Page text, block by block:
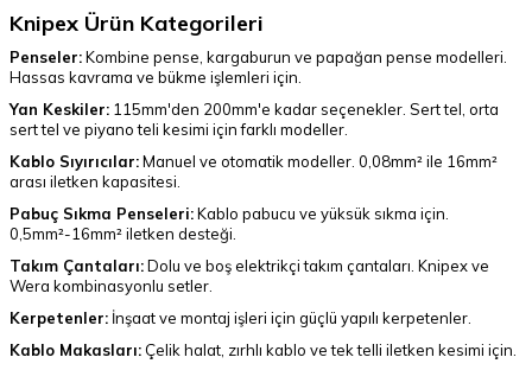
Knipex Ürün Kategorileri
Penseler:Kombine pense, kargaburun ve papağan pense modelleri.
Hassas kavrama ve bükme işlemleri için.
Yan Keskiler: 115mm'den 200mm'e kadar seçenekler. Sert tel, orta
sert tel ve piyano teli kesimi için farklı modeller.
Kablo Sıyırıcılar:Manuel ve otomatik modeller. 0,08mm² ile 16mm²
arası iletken kapasitesi.
Pabuç Sıkma Penseleri:Kablo pabucu ve yüksük sıkma için.
0,5mm²-16mm² iletken desteği.
Takım Çantaları:Dolu ve boş elektrikçi takım çantaları. Knipex ve
Wera kombinasyonlu setler.
Kerpetenler: İnşaat ve montaj işleri için güçlü yapılı kerpetenler.
Kablo Makasları: Çelik halat, zırhlı kablo ve tek telli iletken kesimi için.